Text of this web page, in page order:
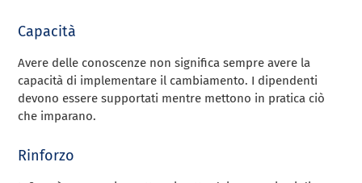
Capacità
Avere delle conoscenze non significa sempre avere la
capacità di implementare il cambiamento. I dipendenti
devono essere supportati mentre mettono in pratica ciò
che imparano.
Rinforzo